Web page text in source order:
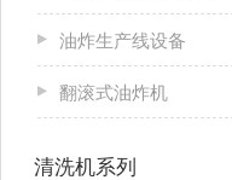
油炸生产线设备
翻滚式油炸机
清洗机系列